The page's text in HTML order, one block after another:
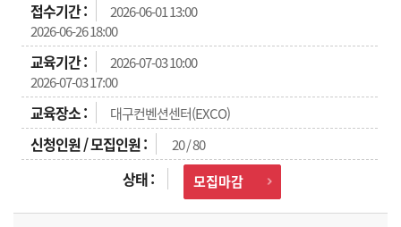
2026-06-01 13:00
2026-06-26 18:00
2026-07-03 10:00
2026-07-03 17:00
대구컨벤션센터(EXCO)
20 / 80
모집마감